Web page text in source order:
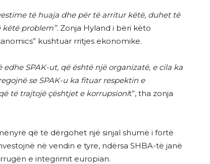
të huaja dhe për të arritur këtë, duhet të
problem”. Zonja Hyland i bëri këto
kushtuar rritjes ekonomike.
SPAK-ut, që është një organizatë, e cila ka
se SPAK-u ka fituar respektin e
të trajtojë çështjet e korrupsionit”, tha zonja
që të dërgohet një sinjal shumë i fortë
në vendin e tyre, ndërsa SHBA-të janë
e integrimit europian.